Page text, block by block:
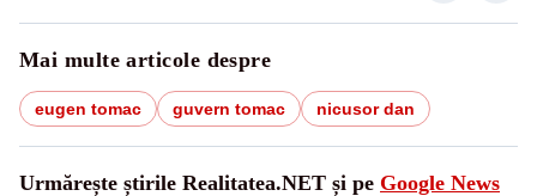
Mai multe articole despre
eugen tomac guvern tomac nicusor dan
Urmărește știrile Realitatea.NET și pe Google News